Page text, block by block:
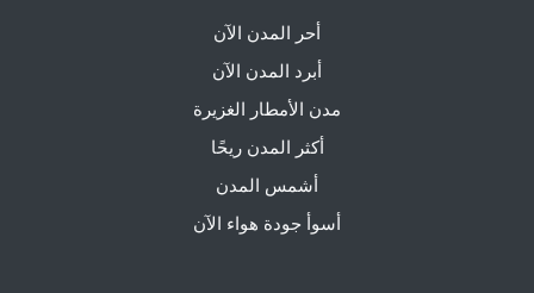
أحر المدن الآن
أبرد المدن الآن
مدن الأمطار الغزيرة
أكثر المدن ريحًا
أشمس المدن
أسوأ جودة هواء الآن